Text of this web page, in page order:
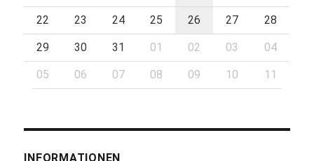
22 23 24 25 26 27 28
29 30 31 01 02 03 04
05 06 07 08 09 10 11
INFORMATIONEN